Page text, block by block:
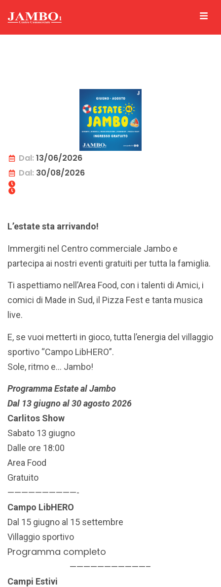
L’estate sta arrivando!
Immergiti nel Centro commerciale Jambo e
partecipa ai nostri eventi gratuiti per tutta la famiglia.
Ti aspettiamo nell’Area Food, con i talenti di Amici, i
comici di Made in Sud, il Pizza Fest e tanta musica
live.
E, se vuoi metterti in gioco, tutta l’energia del villaggio
sportivo “Campo LibHERO”.
Sole, ritmo e… Jambo!
Programma Estate al Jambo
Dal 13 giugno al 30 agosto 2026
Carlitos Show
Sabato 13 giugno
Dalle ore 18:00
Area Food
Gratuito
——————————-
Campo LibHERO
Dal 15 giugno al 15 settembre
Villaggio sportivo
Programma completo
———————————–
Campi Estivi
Dal: 13/06/2026
Dal: 30/08/2026